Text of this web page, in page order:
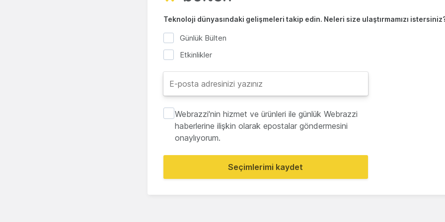
Teknoloji dünyasındaki gelişmeleri takip edin. Neleri size ulaştırmamızı
Günlük Bülten
Etkinlikler
Webrazzi'nin hizmet ve ürünleri ile günlük Webrazzi
haberlerine ilişkin olarak epostalar göndermesini
onaylıyorum.
Seçimlerimi kaydet